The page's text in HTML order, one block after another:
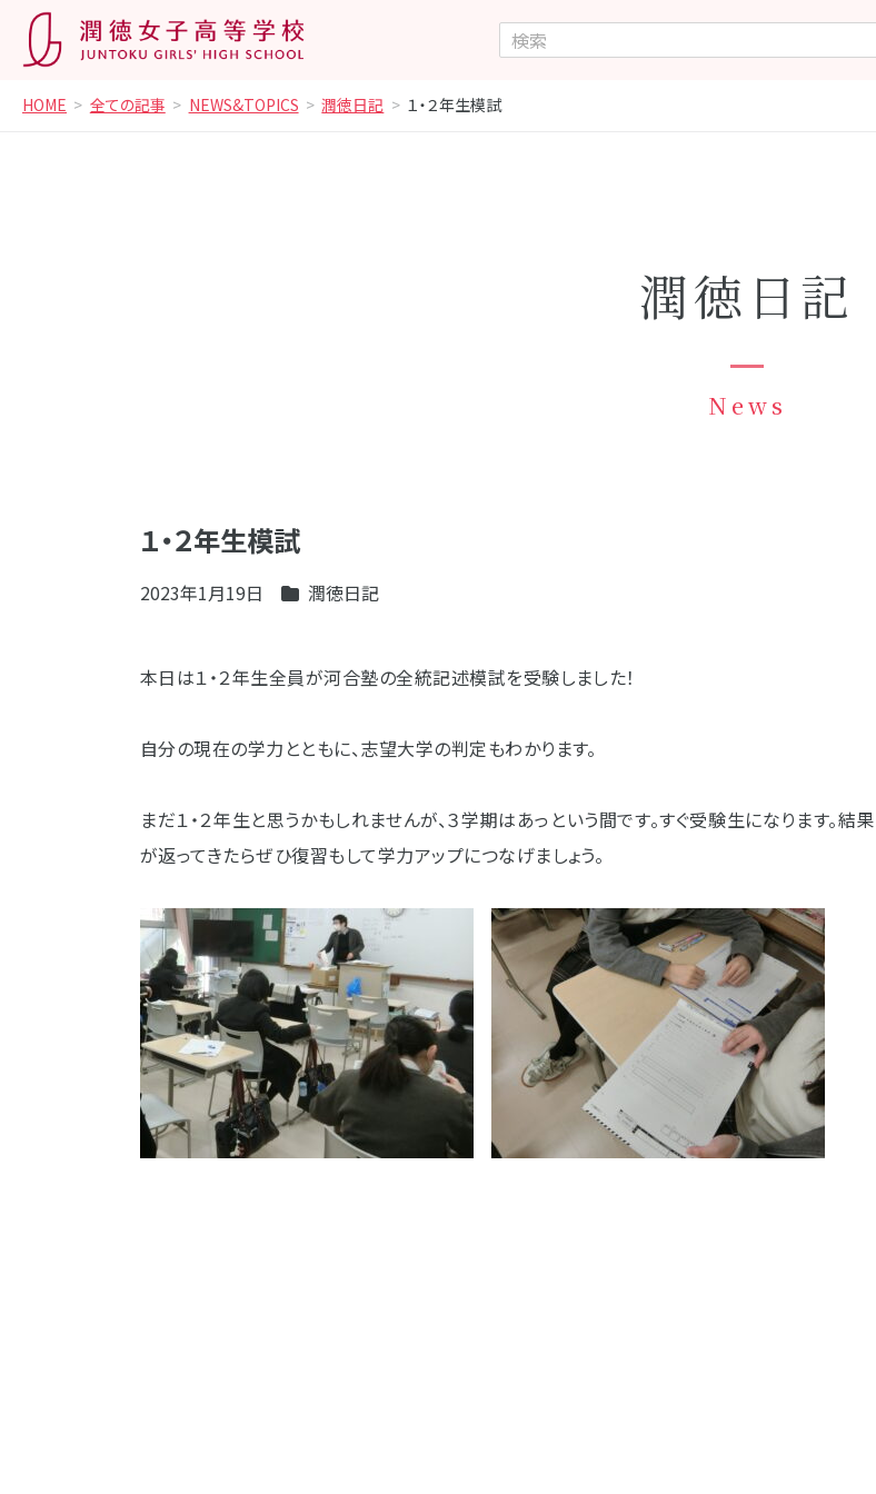
HOME 全ての記事 NEWS&TOPICS 潤徳日記 １・２年生模試
潤徳日記
News
１・２年生模試
2023年1月19日 潤徳日記
本日は１・２年生全員が河合塾の全統記述模試を受験しました！
自分の現在の学力とともに、志望大学の判定もわかります。
まだ１・２年生と思うかもしれませんが、３学期はあっという間です。すぐ受験生になります。結果
が返ってきたらぜひ復習もして学力アップにつなげましょう。